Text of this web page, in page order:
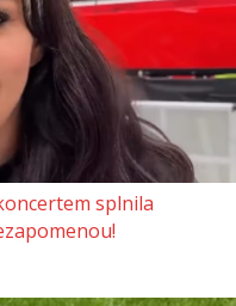
splnila